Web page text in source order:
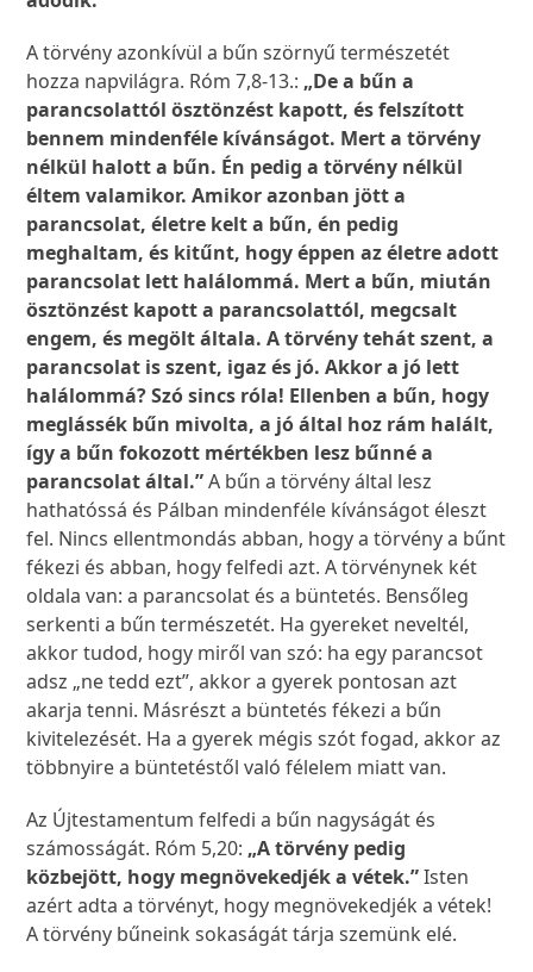
A törvény azonkívül a bűn szörnyű természetét
hozza napvilágra. Róm 7,8-13.: „De a bűn a
parancsolattól ösztönzést kapott, és felszított
bennem mindenféle kívánságot. Mert a törvény
nélkül halott a bűn. Én pedig a törvény nélkül
éltem valamikor. Amikor azonban jött a
parancsolat, életre kelt a bűn, én pedig
meghaltam, és kitűnt, hogy éppen az életre adott
parancsolat lett halálommá. Mert a bűn, miután
ösztönzést kapott a parancsolattól, megcsalt
engem, és megölt általa. A törvény tehát szent, a
parancsolat is szent, igaz és jó. Akkor a jó lett
halálommá? Szó sincs róla! Ellenben a bűn, hogy
meglássék bűn mivolta, a jó által hoz rám halált,
így a bűn fokozott mértékben lesz bűnné a
parancsolat által.”A bűn a törvény által lesz
hathatóssá és Pálban mindenféle kívánságot éleszt
fel. Nincs ellentmondás abban, hogy a törvény a bűnt
fékezi és abban, hogy felfedi azt. A törvénynek két
oldala van: a parancsolat és a büntetés. Bensőleg
serkenti a bűn természetét. Ha gyereket neveltél,
akkor tudod, hogy miről van szó: ha egy parancsot
adsz „ne tedd ezt”, akkor a gyerek pontosan azt
akarja tenni. Másrészt a büntetés fékezi a bűn
kivitelezését. Ha a gyerek mégis szót fogad, akkor az
többnyire a büntetéstől való félelem miatt van.
Az Újtestamentum felfedi a bűn nagyságát és
számosságát. Róm 5,20: „A törvény pedig
közbejött, hogy megnövekedjék a vétek.”Isten
azért adta a törvényt, hogy megnövekedjék a vétek!
A törvény bűneink sokaságát tárja szemünk elé.